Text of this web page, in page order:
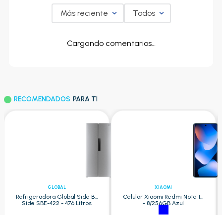
Más reciente Todos
Cargando comentarios…
RECOMENDADOS PARA TI
GLOBAL
Refrigeradora Global Side By
Side SBE-422 - 476 Litros
XIAOMI
Celular Xiaomi Redmi Note 15
- 8/256GB Azul